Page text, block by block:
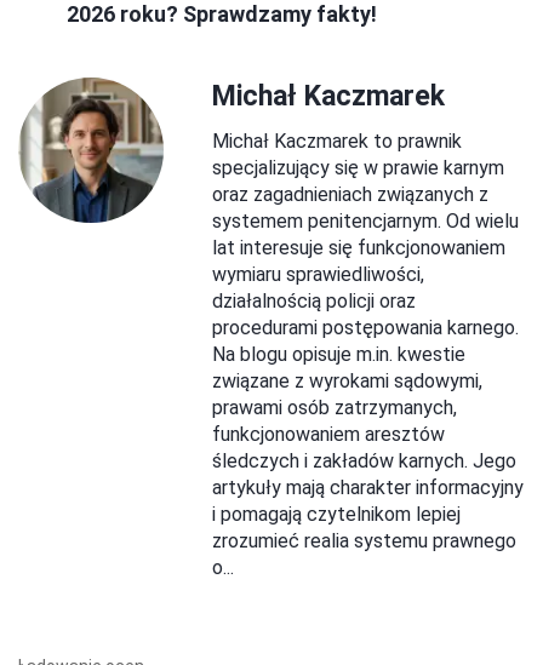
2026 roku? Sprawdzamy fakty!
Michał Kaczmarek
Michał Kaczmarek to prawnik
specjalizujący się w prawie karnym
oraz zagadnieniach związanych z
systemem penitencjarnym. Od wielu
lat interesuje się funkcjonowaniem
wymiaru sprawiedliwości,
działalnością policji oraz
procedurami postępowania karnego.
Na blogu opisuje m.in. kwestie
związane z wyrokami sądowymi,
prawami osób zatrzymanych,
funkcjonowaniem aresztów
śledczych i zakładów karnych. Jego
artykuły mają charakter informacyjny
i pomagają czytelnikom lepiej
zrozumieć realia systemu prawnego
o...